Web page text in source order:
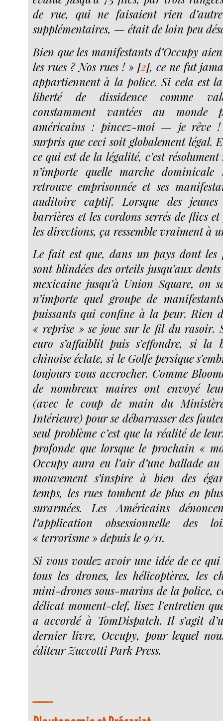
de rue, qui ne faisaient rien
supplémentaires, — était de loin peu
Bien que les manifestants d’Occupy
les rues ? Nos rues ! »[2], ce ne fut
appartiennent à la police. Si cela est
liberté de dissidence comme
constamment vantées au monde
américains : pincez-moi — je rêve !
surpris que ceci soit globalement légal.
ce qui est de la légalité, c’est
n’importe quelle marche
retrouve emprisonnée et ses
auditoire captif. Lorsque des
barrières et les cordons serrés de flics
les directions, ça ressemble vraiment à
Le fait est que, dans un pays dont les
sont blindées des orteils jusqu’aux
mexicaine jusqu’à Union Square, on
n’importe quel groupe de
puissants qui confine à la peur. Rien
« reprise » se joue sur le fil du rasoir.
euro s’affaiblit puis s’effondre, si la
chinoise éclate, si le Golfe persique
toujours vous accrocher. Comme
de nombreux maires ont envoyé
(avec le coup de main du
Intérieure) pour se débarrasser des
seul problème c’est que la réalité de
profonde que lorsque le prochain «
Occupy aura eu l’air d’une ballade
mouvement s’inspire à bien des
temps, les rues tombent de plus en
surarmées. Les Américains
l’application obsessionnelle des
« terrorisme » depuis le 9/11.
Si vous voulez avoir une idée de ce
tous les drones, les hélicoptères, les
mini-drones sous-marins de la police,
délicat moment-clef, lisez l’entretien
a accordé à TomDispatch. Il s’agit
dernier livre, Occupy, pour lequel
éditeur Zuccotti Park Press.